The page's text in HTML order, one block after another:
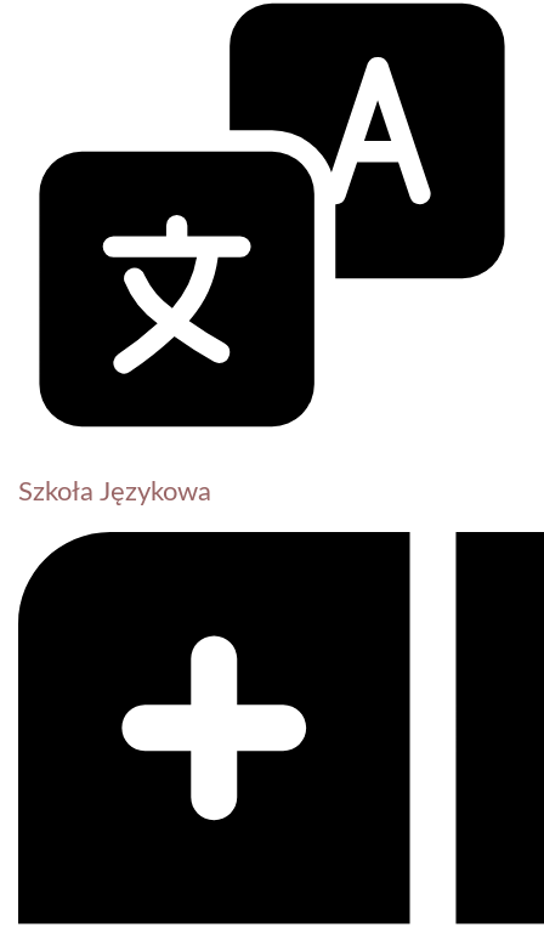
Szkoła Językowa